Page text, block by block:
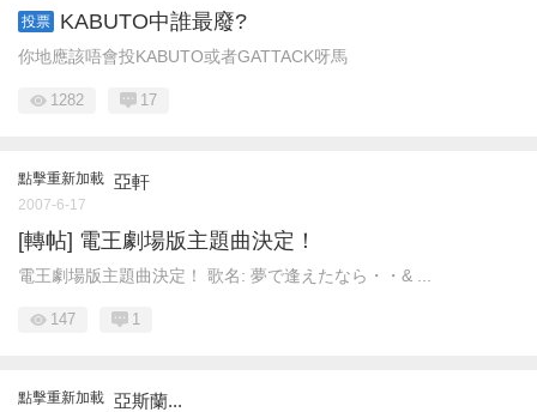
投票 KABUTO中誰最廢?
你地應該唔會投KABUTO或者GATTACK呀馬
1282 17
點擊重新加載 亞軒
2007-6-17
[轉帖] 電王劇場版主題曲決定！
電王劇場版主題曲決定！ 歌名: 夢で逢えたなら・・& ...
147 1
點擊重新加載 亞斯蘭...